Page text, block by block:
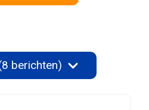
berichten)